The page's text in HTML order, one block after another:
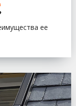
ее